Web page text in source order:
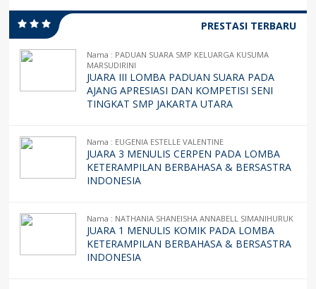
PRESTASI TERBARU
Nama : PADUAN SUARA SMP KELUARGA KUSUMA
MARSUDIRINI
JUARA III LOMBA PADUAN SUARA PADA
AJANG APRESIASI DAN KOMPETISI SENI
TINGKAT SMP JAKARTA UTARA
Nama : EUGENIA ESTELLE VALENTINE
JUARA 3 MENULIS CERPEN PADA LOMBA
KETERAMPILAN BERBAHASA & BERSASTRA
INDONESIA
Nama : NATHANIA SHANEISHA ANNABELL SIMANIHURUK
JUARA 1 MENULIS KOMIK PADA LOMBA
KETERAMPILAN BERBAHASA & BERSASTRA
INDONESIA